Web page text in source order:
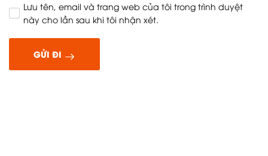
Lưu tên, email và trang web của tôi trong trình duyệt
này cho lần sau khi tôi nhận xét.
GỬI ĐI